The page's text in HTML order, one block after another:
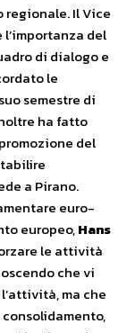
Il Vice
del
di dialogo e
le
semestre di
ha fatto
del
a Pirano.
euro-
europeo,Hans
le attività
che vi
ma che